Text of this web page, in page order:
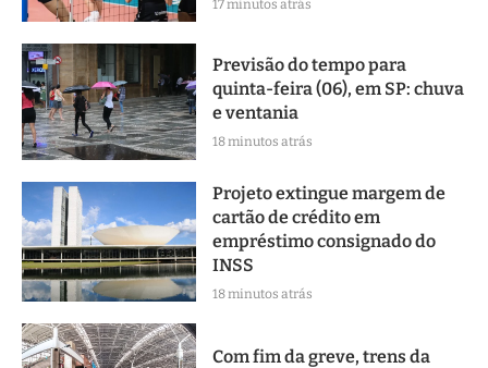
17 minutos atrás
Previsão do tempo para
quinta-feira (06), em SP: chuva
e ventania
18 minutos atrás
Projeto extingue margem de
cartão de crédito em
empréstimo consignado do
INSS
18 minutos atrás
Com fim da greve, trens da